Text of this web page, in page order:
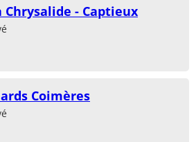
Chrysalide - Captieux
Coimères